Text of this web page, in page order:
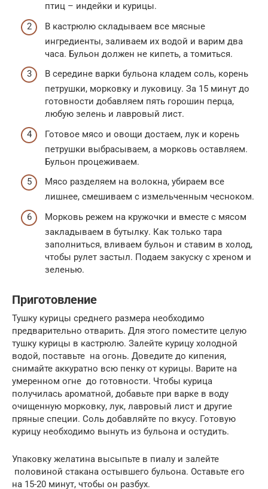
птиц – индейки и курицы.
В кастрюлю складываем все мясные
ингредиенты, заливаем их водой и варим два
часа. Бульон должен не кипеть, а томиться.
В середине варки бульона кладем соль, корень
петрушки, морковку и луковицу. За 15 минут до
готовности добавляем пять горошин перца,
любую зелень и лавровый лист.
Готовое мясо и овощи достаем, лук и корень
петрушки выбрасываем, а морковь оставляем.
Бульон процеживаем.
Мясо разделяем на волокна, убираем все
лишнее, смешиваем с измельченным чесноком.
Морковь режем на кружочки и вместе с мясом
закладываем в бутылку. Как только тара
заполниться, вливаем бульон и ставим в холод,
чтобы рулет застыл. Подаем закуску с хреном и
зеленью.
Приготовление
Тушку курицы среднего размера необходимо
предварительно отварить. Для этого поместите целую
тушку курицы в кастрюлю. Залейте курицу холодной
водой, поставьте на огонь. Доведите до кипения,
снимайте аккуратно всю пенку от курицы. Варите на
умеренном огне до готовности. Чтобы курица
получилась ароматной, добавьте при варке в воду
очищенную морковку, лук, лавровый лист и другие
пряные специи. Соль добавляйте по вкусу. Готовую
курицу необходимо вынуть из бульона и остудить.
Упаковку желатина высыпьте в пиалу и залейте
половиной стакана остывшего бульона. Оставьте его
на 15-20 минут, чтобы он разбух.